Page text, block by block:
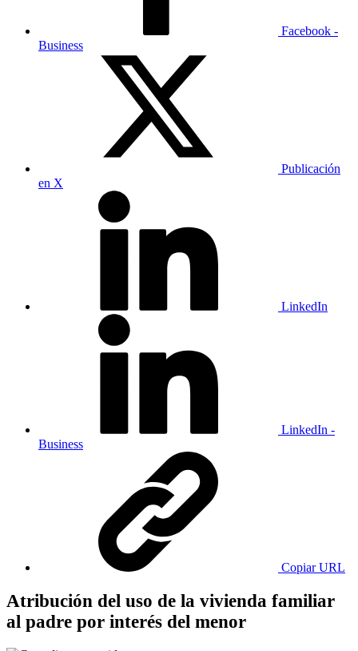
Facebook -
Business
Publicación
en X
LinkedIn
LinkedIn -
Business
Copiar URL
Atribución del uso de la vivienda familiar
al padre por interés del menor